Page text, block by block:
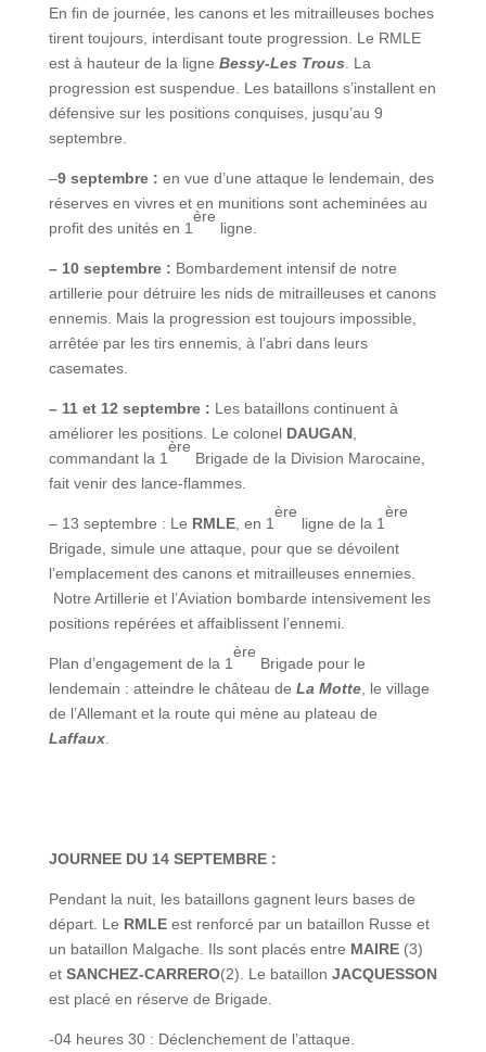
En fin de journée, les canons et les mitrailleuses boches
tirent toujours, interdisant toute progression. Le RMLE
est à hauteur de la ligne Bessy-Les Trous. La
progression est suspendue. Les bataillons s’installent en
défensive sur les positions conquises, jusqu’au 9
septembre.
–9 septembre : en vue d’une attaque le lendemain, des
réserves en vivres et en munitions sont acheminées au
profit des unités en 1
ère
ligne.
– 10 septembre : Bombardement intensif de notre
artillerie pour détruire les nids de mitrailleuses et canons
ennemis. Mais la progression est toujours impossible,
arrêtée par les tirs ennemis, à l’abri dans leurs
casemates.
– 11 et 12 septembre : Les bataillons continuent à
améliorer les positions. Le colonel DAUGAN,
commandant la 1
ère
Brigade de la Division Marocaine,
fait venir des lance-flammes.
– 13 septembre : Le RMLE, en 1
ère
ligne de la 1
ère
Brigade, simule une attaque, pour que se dévoilent
l’emplacement des canons et mitrailleuses ennemies.
Notre Artillerie et l’Aviation bombarde intensivement les
positions repérées et affaiblissent l’ennemi.
Plan d’engagement de la 1
ère
Brigade pour le
lendemain : atteindre le château de La Motte, le village
de l’Allemant et la route qui mène au plateau de
Laffaux.
JOURNEE DU 14 SEPTEMBRE :
Pendant la nuit, les bataillons gagnent leurs bases de
départ. Le RMLEest renforcé par un bataillon Russe et
un bataillon Malgache. Ils sont placés entre MAIRE(3)
et SANCHEZ-CARRERO(2). Le bataillon JACQUESSON
est placé en réserve de Brigade.
-04 heures 30 : Déclenchement de l’attaque.